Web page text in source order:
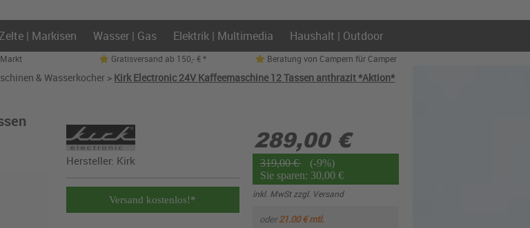
Zelte | Markisen Wasser | Gas Elektrik | Multimedia Haushalt | Outdoor
Gratisversand ab 150,- € * Beratung von Campern für Camper
& Wasserkocher > Kirk Electronic 24V Kaffeemaschine 12 Tassen anthrazit *Aktion*
Hersteller: Kirk
Versand kostenlos!*
289,00 €
319,00 €(-9%)
Sie sparen: 30,00 €
inkl. MwSt zzgl. Versand
oder21.00 € mtl.